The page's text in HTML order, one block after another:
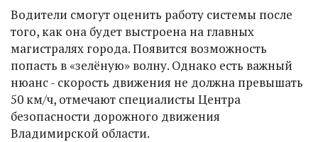
Водители смогут оценить работу системы после
того, как она будет выстроена на главных
магистралях города. Появится возможность
попасть в «зелёную» волну. Однако есть важный
нюанс - скорость движения не должна превышать
50 км/ч, отмечают специалисты Центра
безопасности дорожного движения
Владимирской области.